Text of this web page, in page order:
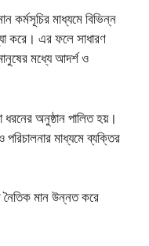
কর্মসূচির মাধ্যমে বিভিন্ন
করে। এর ফলে সাধারণ
মধ্যে আদর্শ ও
ধরনের অনুষ্ঠান পালিত হয়।
মাধ্যমে ব্যক্তির
নৈতিক মান উন্নত করে